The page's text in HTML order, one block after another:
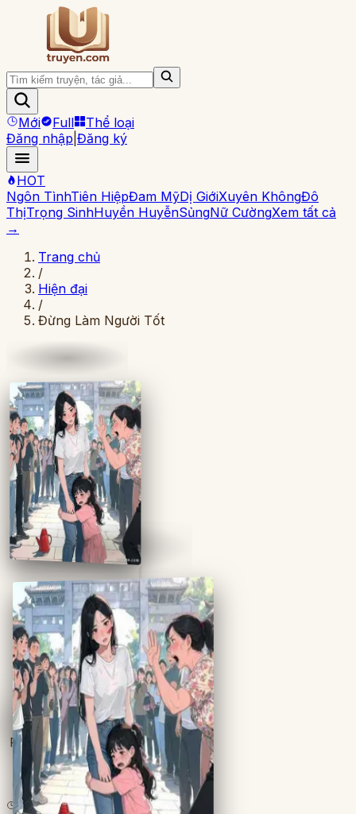
Mới Full
Thể loại
Đăng nhập Đăng ký
HOT
Ngôn TìnhTiên HiệpĐam MỹDị GiớiXuyên KhôngĐô
ThịTrọng SinhHuyền HuyễnSủngNữ CườngXem tất cả
→
Trang chủ
/
Hiện đại
/
Đừng Làm Người Tốt
Full
8 lượt đọc 7chương